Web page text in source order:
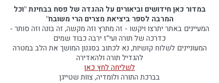
במדור כאן חידושים וביאורים על ההגדה של פסח בבחינת "וכל
המרבה לספר ביציאת מצרים הרי משובח"
המעיינים באתר יתרצו ויקשו - זה מתרץ וזה מקשה, זה בונה וזה סותר -
כדרכה של תורה ועי"ז ירבה כבוד שמים
המעוניינים לשלוח קושיות, נא לכתוב בסגנון המושך את הלב במטרה
להגדיל תורה ולהאדירה
לשליחה לחץ כאן
בברכת התורה ולומדיה, צוות שטייגן